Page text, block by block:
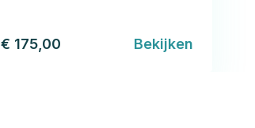
€ 175,00 Bekijken